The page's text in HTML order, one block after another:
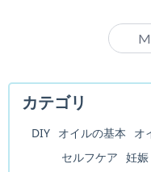
カテゴリ
DIY オイルの基本 オ
セルフケア 妊